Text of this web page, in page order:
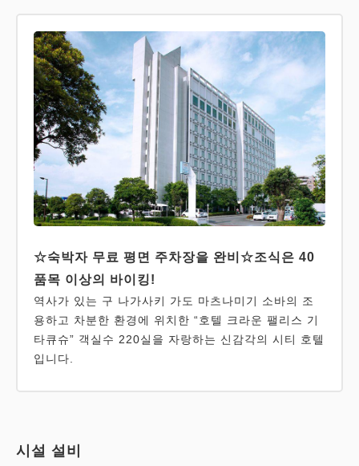
☆숙박자 무료 평면 주차장을 완비☆조식은 40
품목 이상의 바이킹!
역사가 있는 구 나가사키 가도 마츠나미기 소바의 조
용하고 차분한 환경에 위치한 “호텔 크라운 팰리스 기
타큐슈” 객실수 220실을 자랑하는 신감각의 시티 호텔
입니다.
시설 설비